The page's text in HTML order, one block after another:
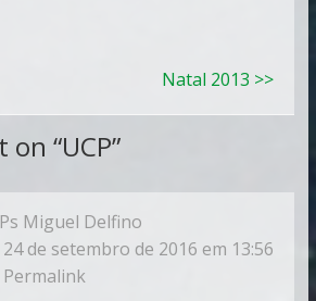
Natal 2013 >>
on “UCP”
Ps Miguel Delfino
24 de setembro de 2016 em 13:56
Permalink